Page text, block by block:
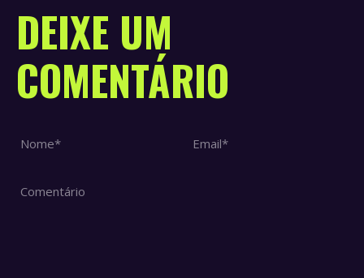
DEIXE UM
COMENTÁRIO
Comentário
Nome * Email *